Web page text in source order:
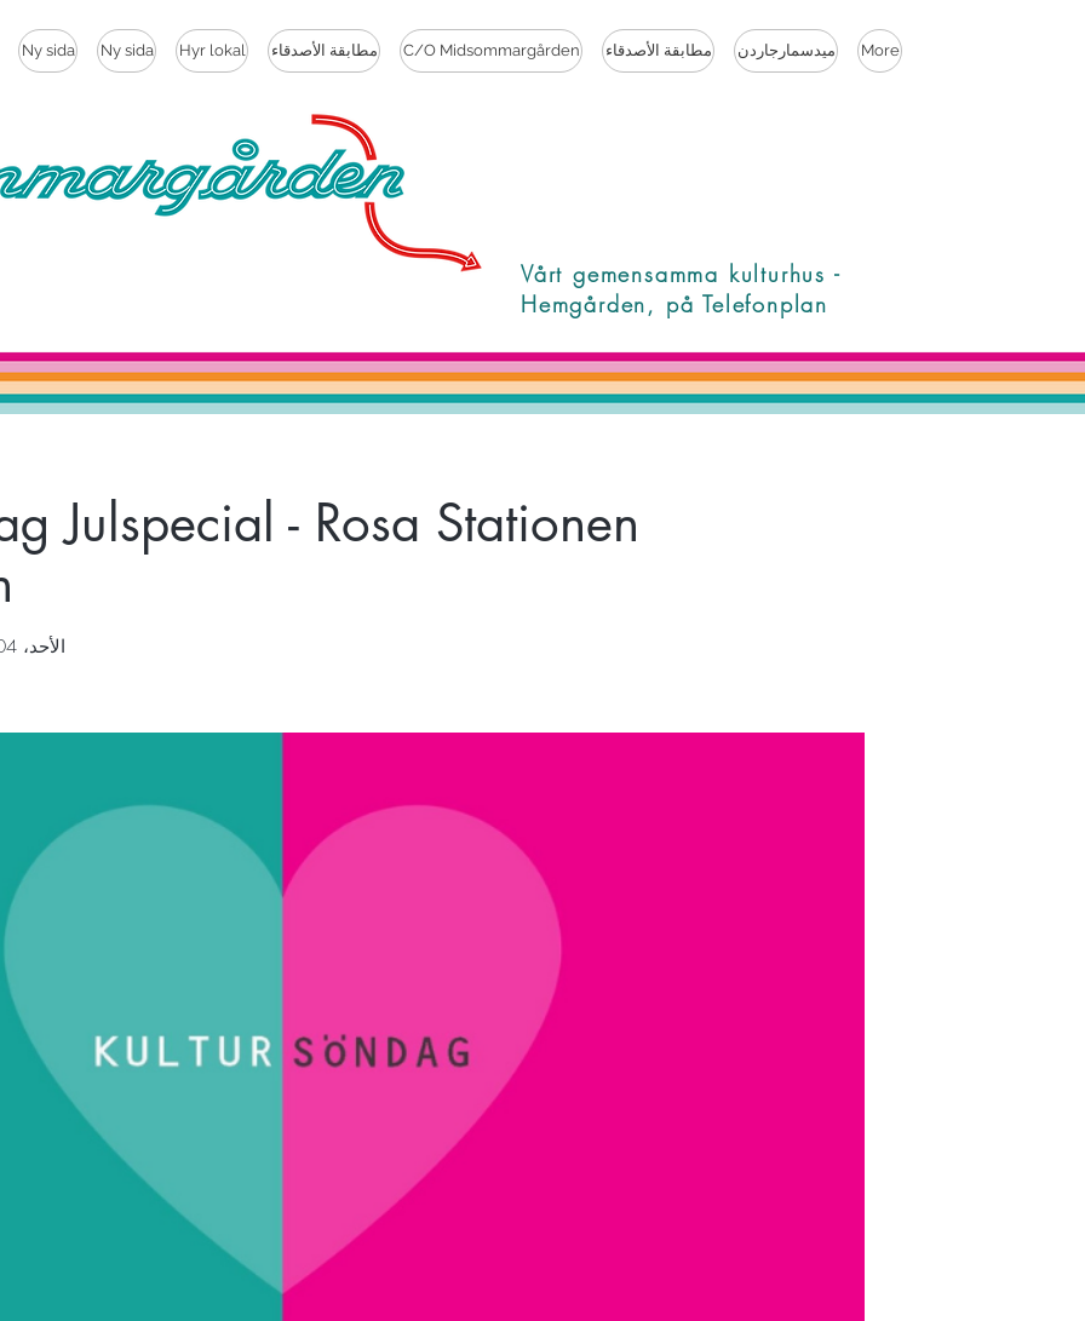
Ny sida Ny sida Hyr lokal مطابقة الأصدقاء C/O Midsommargården مطابقة الأصدقاء ميدسمارجاردن More
Vårt gemensamma kulturhus -
Hemgården, på Telefonplan
Julspecial - Rosa Stationen
الأحد، 04 ديسمبر